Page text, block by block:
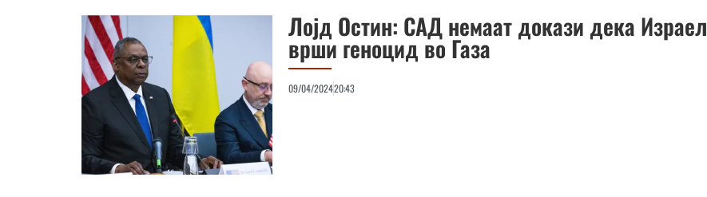
Лојд Остин: САД немаат докази дека Израел
врши геноцид во Газа
09/04/202420:43